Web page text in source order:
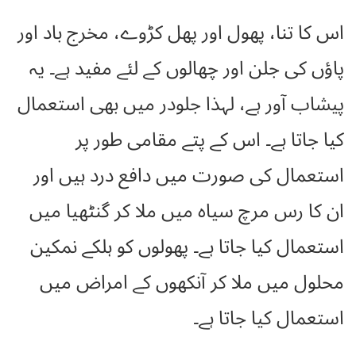
اس کا تنا، پھول اور پھل کڑوے، مخرج باد اور
پاؤں کی جلن اور چھالوں کے لئے مفید ہے۔ یہ
پیشاب آور ہے، لہذا جلودر میں بھی استعمال
کیا جاتا ہے۔ اس کے پتے مقامی طور پر
استعمال کی صورت میں دافع درد ہیں اور
ان کا رس مرچ سیاہ میں ملا کر گنٹھیا میں
استعمال کیا جاتا ہے۔ پھولوں کو ہلکے نمکین
محلول میں ملا کر آنکھوں کے امراض میں
استعمال کیا جاتا ہے۔